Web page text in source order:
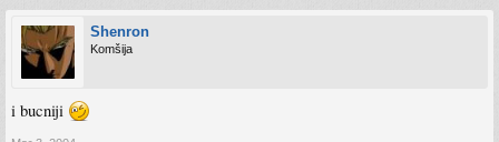
Shenron
Komšija
i bucniji